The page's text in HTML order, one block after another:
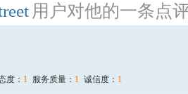
用户对他的一条点
度： 1 服务质量： 1 诚信度： 1